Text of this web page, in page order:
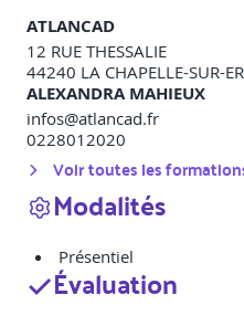
ATLANCAD
12 RUE THESSALIE
44240 LA CHAPELLE-SUR-
ALEXANDRA MAHIEUX
infos@atlancad.fr
0228012020
Voir toutes les
Modalités
Présentiel
Évaluation